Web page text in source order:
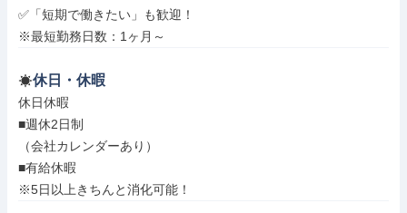
✅「短期で働きたい」も歓迎！
※最短勤務日数：1ヶ月～
休日・休暇
休日休暇
■週休2日制
（会社カレンダーあり）
■有給休暇
※5日以上きちんと消化可能！